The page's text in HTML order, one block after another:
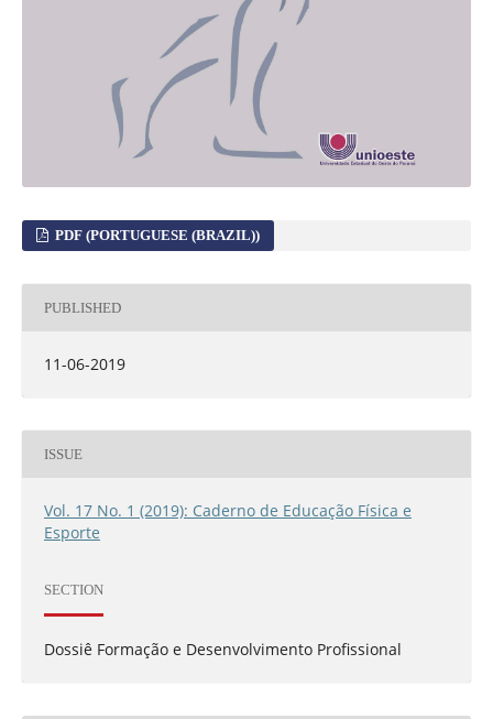
PDF (PORTUGUESE (BRAZIL))
PUBLISHED
11-06-2019
ISSUE
Vol. 17 No. 1 (2019): Caderno de Educação Física e
Esporte
SECTION
Dossiê Formação e Desenvolvimento Profissional